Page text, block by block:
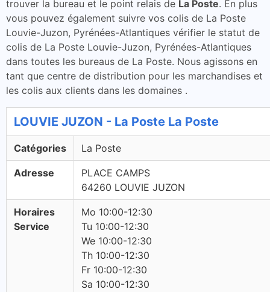
trouver la bureau et le point relais de La Poste. En plus
vous pouvez également suivre vos colis de La Poste
Louvie-Juzon, Pyrénées-Atlantiques vérifier le statut de
colis de La Poste Louvie-Juzon, Pyrénées-Atlantiques
dans toutes les bureaus de La Poste. Nous agissons en
tant que centre de distribution pour les marchandises et
les colis aux clients dans les domaines .
LOUVIE JUZON - La Poste La Poste
Catégories La Poste
Adresse
PLACE CAMPS
64260 LOUVIE JUZON
Horaires
Service
Mo 10:00-12:30
Tu 10:00-12:30
We 10:00-12:30
Th 10:00-12:30
Fr 10:00-12:30
Sa 10:00-12:30